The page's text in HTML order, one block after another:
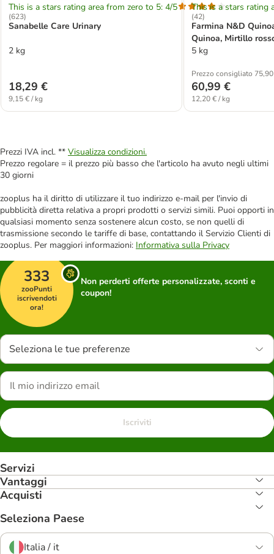
This is a stars rating area from zero to 5: 4/5
(623)
Sanabelle Care Urinary
2 kg
18,29 €
9,15 € / kg
This is a stars rating
(42)
Farmina N&D
Quinoa, Mirtillo
5 kg
Prezzo consigliato
60,99 €
12,20 € / kg
Prezzi IVA incl. ** Visualizza condizioni.
Prezzo regolare = il prezzo più basso che l'articolo ha avuto negli ultimi
30 giorni
zooplus ha il diritto di utilizzare il tuo indirizzo e-mail per l'invio di
pubblicità diretta relativa a propri prodotti o servizi simili. Puoi opporti in
qualsiasi momento senza sostenere alcun costo, se non quelli di
trasmissione secondo le tariffe di base, contattando il Servizio Clienti di
zooplus. Per maggiori informazioni: Informativa sulla Privacy
333
zooPunti
iscrivendoti
ora!
Non perderti offerte personalizzate, sconti e
coupon!
Seleziona le tue preferenze
Iscriviti
Servizi
Vantaggi
Acquisti
Seleziona Paese
Italia / it